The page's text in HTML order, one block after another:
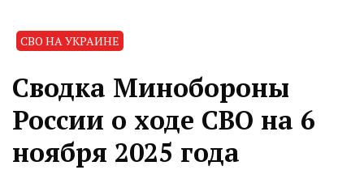
СВО НА УКРАИНЕ
Сводка Минобороны
России о ходе СВО на 6
ноября 2025 года